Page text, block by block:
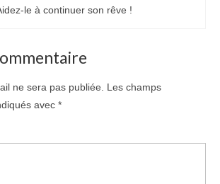
le à continuer son rêve !
ne sera pas publiée.
Les champs
avec *